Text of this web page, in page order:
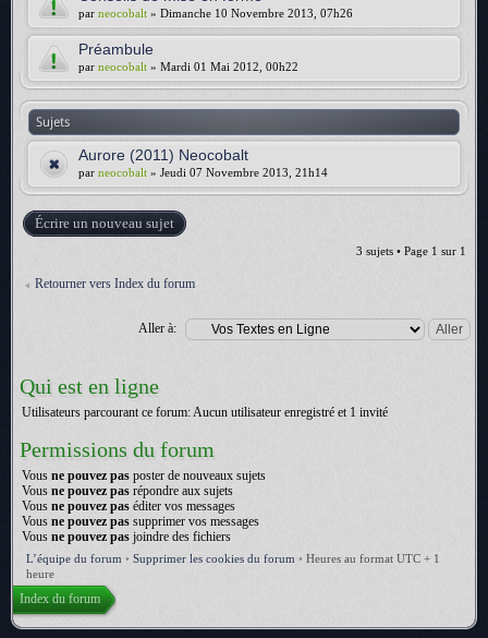
par neocobalt » Dimanche 10 Novembre 2013, 07h26
Préambule
par neocobalt » Mardi 01 Mai 2012, 00h22
Sujets
Aurore (2011) Neocobalt
par neocobalt » Jeudi 07 Novembre 2013, 21h14
Écrire un nouveau sujet
3 sujets • Page 1 sur 1
Retourner vers Index du forum
Aller à:
Qui est en ligne
Utilisateurs parcourant ce forum: Aucun utilisateur enregistré et 1 invité
Permissions du forum
Vous ne pouvez pas poster de nouveaux sujets
Vous ne pouvez pas répondre aux sujets
Vous ne pouvez pas éditer vos messages
Vous ne pouvez pas supprimer vos messages
Vous ne pouvez pas joindre des fichiers
L’équipe du forum • Supprimer les cookies du forum • Heures au format UTC + 1
heure
Index du forum